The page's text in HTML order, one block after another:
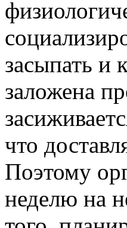
засыпать и
заложена
что
Поэтому
неделю на